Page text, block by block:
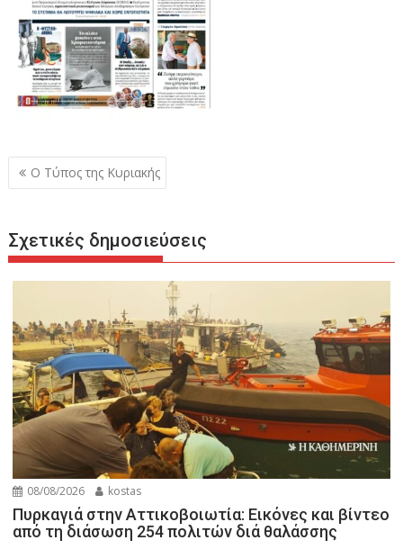
Πλοήγηση
άρθρων
Ο Τύπος της Κυριακής
Σχετικές δημοσιεύσεις
08/08/2026 kostas
Πυρκαγιά στην Αττικοβοιωτία: Εικόνες και βίντεο
από τη διάσωση 254 πολιτών διά θαλάσσης